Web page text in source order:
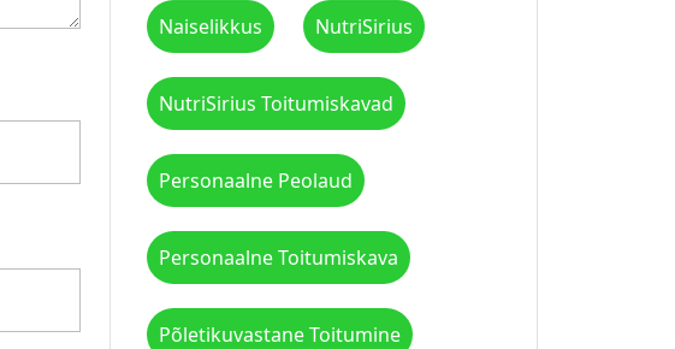
Naiselikkus NutriSirius
NutriSirius Toitumiskavad
Personaalne Peolaud
Personaalne Toitumiskava
Põletikuvastane Toitumine